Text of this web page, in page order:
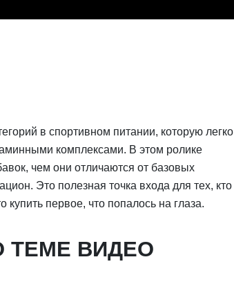
в спортивном питании, которую легко
комплексами. В этом ролике
чем они отличаются от базовых
Это полезная точка входа для тех, кто
купить первое, что попалось на глаза.
ТЕМЕ ВИДЕО